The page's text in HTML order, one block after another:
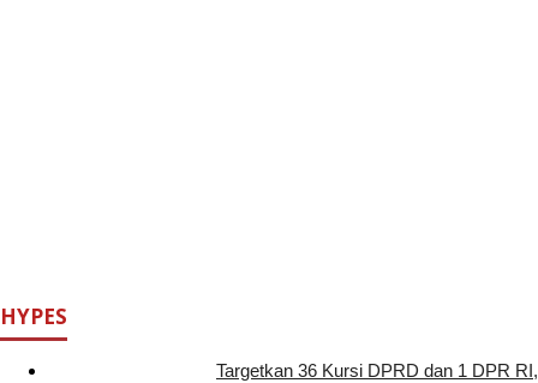
HYPES
Targetkan 36 Kursi DPRD dan 1 DPR RI,